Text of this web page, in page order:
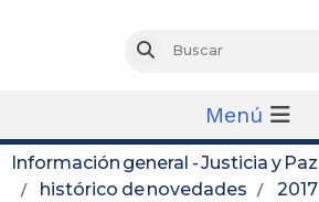
Buscar
Menú
Información general - Justicia y Paz
histórico de novedades
2017